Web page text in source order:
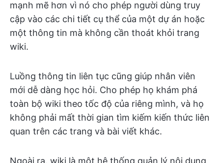
mạnh mẽ hơn vì nó cho phép người dùng truy
cập vào các chi tiết cụ thể của một dự án hoặc
một thông tin mà không cần thoát khỏi trang
wiki.
Luồng thông tin liên tục cũng giúp nhân viên
mới dễ dàng học hỏi. Cho phép họ khám phá
toàn bộ wiki theo tốc độ của riêng mình, và họ
không phải mất thời gian tìm kiếm kiến thức liên
quan trên các trang và bài viết khác.
Ngoài ra, wiki là một hệ thống quản lý nội dung